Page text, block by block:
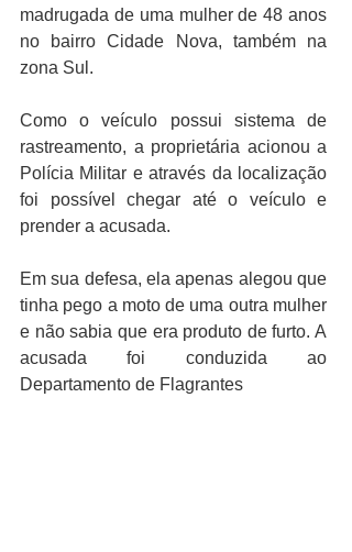
madrugada de uma mulher de 48 anos
no bairro Cidade Nova, também na
zona Sul.
Como o veículo possui sistema de
rastreamento, a proprietária acionou a
Polícia Militar e através da localização
foi possível chegar até o veículo e
prender a acusada.
Em sua defesa, ela apenas alegou que
tinha pego a moto de uma outra mulher
e não sabia que era produto de furto. A
acusada foi conduzida ao
Departamento de Flagrantes